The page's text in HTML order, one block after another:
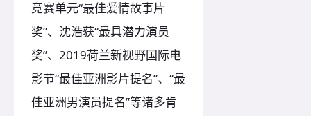
竞赛单元“最佳爱情故事片
奖”、沈浩获“最具潜力演员
奖”、2019荷兰新视野国际电
影节“最佳亚洲影片提名”、“最
佳亚洲男演员提名”等诸多肯